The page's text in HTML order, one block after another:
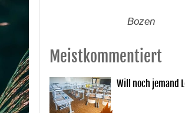
Bozen
Meistkommentiert
Will noch jemand